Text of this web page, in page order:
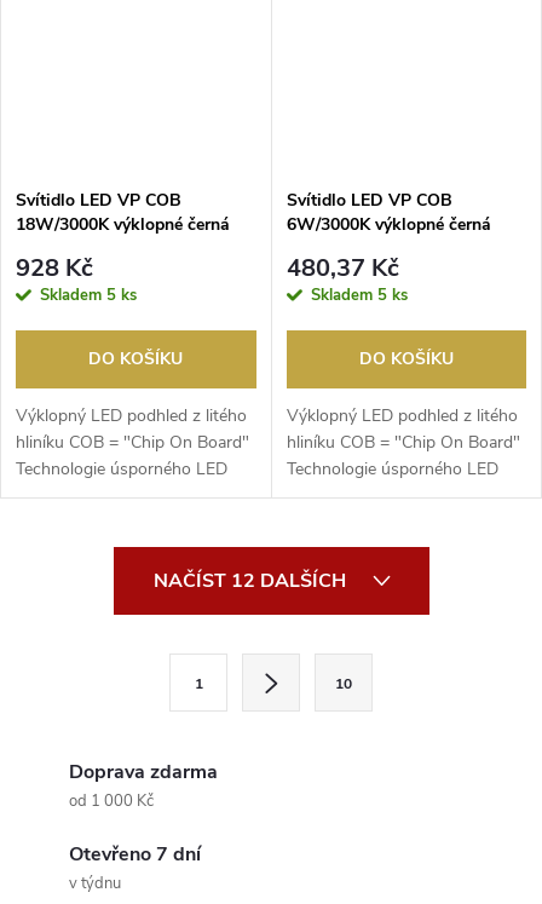
Svítidlo LED VP COB
18W/3000K výklopné černá
928 Kč
Skladem 5 ks
DO KOŠÍKU
Výklopný LED podhled z litého
hliníku COB = "Chip On Board"
Technologie úsporného LED
multichipu s v...
Svítidlo LED VP COB
6W/3000K výklopné černá
480,37 Kč
Skladem 5 ks
DO KOŠÍKU
Výklopný LED podhled z litého
hliníku COB = "Chip On Board"
Technologie úsporného LED
multichipu s v...
NAČÍST 12 DALŠÍCH
1 10
Doprava zdarma
od 1 000 Kč
Otevřeno 7 dní
v týdnu